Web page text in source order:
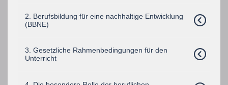
2. Berufsbildung für eine nachhaltige Entwicklung
(BBNE)
3. Gesetzliche Rahmenbedingungen für den
Unterricht